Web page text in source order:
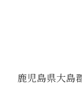
鹿児島県大島